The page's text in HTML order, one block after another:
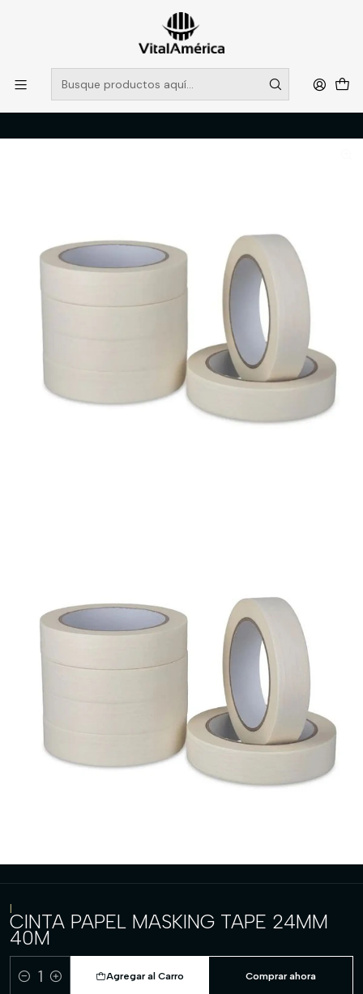
POR SISTEMA FRONTAL SOLO RETIROS EN TIENDA, DESDE
MUCHAS GRACIAS +569 5956 2237
Leer más
Inicio Catálogo FERRETERIA
EMBALAJES
CINTA PAPEL MASKING TAPE 24MM 40M
|
CINTA PAPEL MASKING TAPE 24MM
40M
Cantidad
Agregar al Carro Comprar ahora